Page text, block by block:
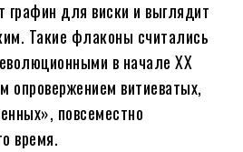
графин для виски и выглядит
Такие флаконы считались
в начале XX
опровержением витиеватых,
повсеместно
время.